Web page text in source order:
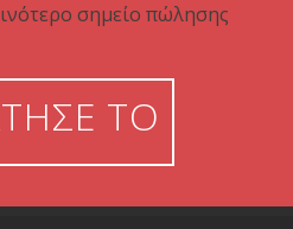
σημείο πώλησης
ΤΟ